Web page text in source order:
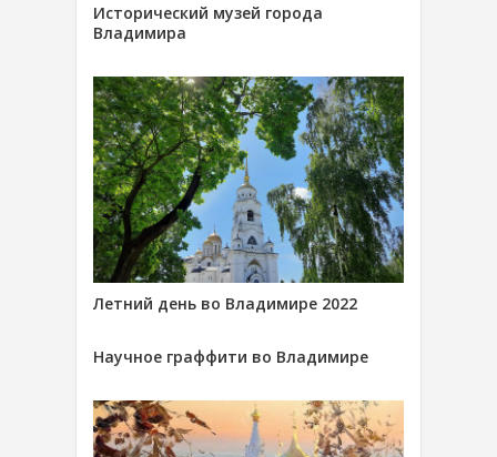
Исторический музей города
Владимира
Летний день во Владимире 2022
Научное граффити во Владимире